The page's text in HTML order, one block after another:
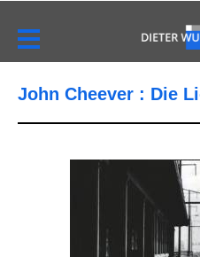
John Cheever : Die